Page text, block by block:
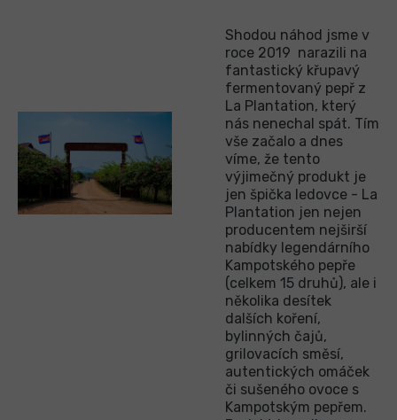
Shodou náhod jsme v
roce 2019 narazili na
fantastický křupavý
fermentovaný pepř z
La Plantation, který
nás nenechal spát. Tím
vše začalo a dnes
víme, že tento
výjimečný produkt je
jen špička ledovce - La
Plantation jen nejen
producentem nejširší
nabídky legendárního
Kampotského pepře
(celkem 15 druhů), ale i
několika desítek
dalších koření,
bylinných čajů,
grilovacích směsí,
autentických omáček
či sušeného ovoce s
Kampotským pepřem.